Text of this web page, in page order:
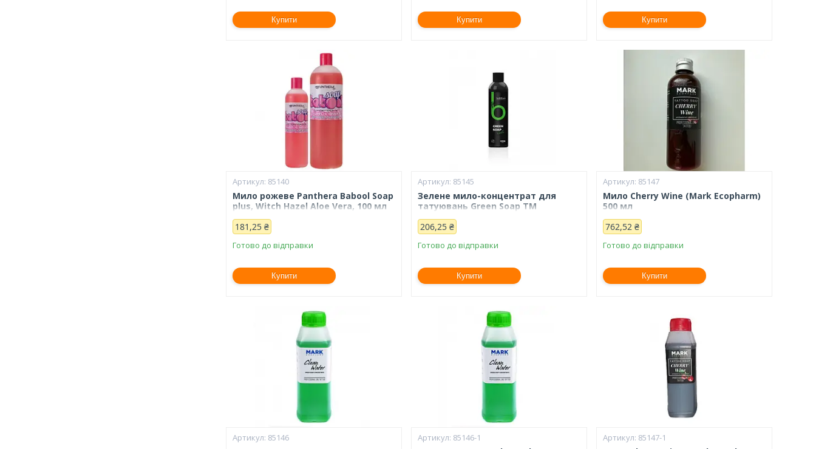
Купити Купити Купити
85140
Мило рожеве Panthera Babool Soap
plus, Witch Hazel Aloe Vera, 100 мл
181,25 ₴
Готово до відправки
Купити
85145
Зелене мило-концентрат для
татуювань Green Soap ТМ
206,25 ₴
Готово до відправки
Купити
85147
Мило Cherry Wine (Mark Ecopharm)
500 мл
762,52 ₴
Готово до відправки
Купити
85146 85146-1 85147-1